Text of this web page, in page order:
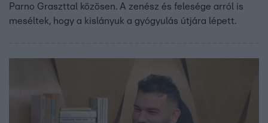
Parno Graszttal közösen. A zenész és felesége arról is
meséltek, hogy a kislányuk a gyógyulás útjára lépett.